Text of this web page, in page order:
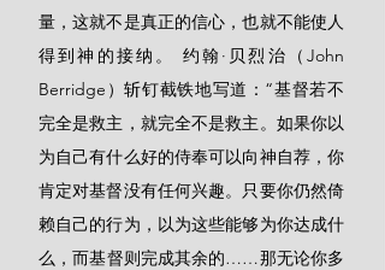
量，这就不是真正的信心，也就不能使人
得到神的接纳。 约翰·贝烈治（John
Berridge）斩钉截铁地写道：“基督若不
完全是救主，就完全不是救主。如果你以
为自己有什么好的侍奉可以向神自荐，你
肯定对基督没有任何兴趣。只要你仍然倚
赖自己的行为，以为这些能够为你达成什
么，而基督则完成其余的……那无论你多